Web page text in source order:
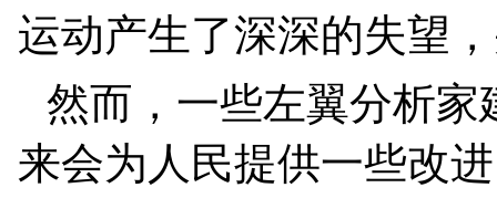
运动产生了深深的失望
然而，一些左翼分析
来会为人民提供一些改